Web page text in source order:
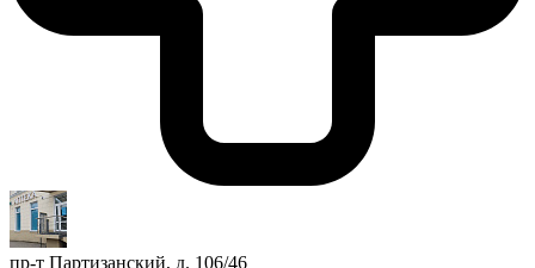
пр-т Партизанский, д. 106/46